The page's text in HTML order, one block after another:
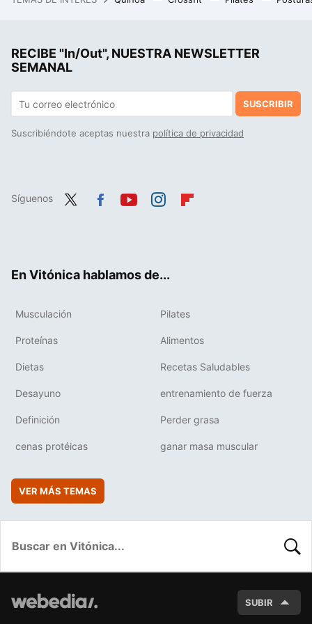
"El objetivo no es competir con ChatGPT": hablamos con los creadores de ALIA, la IA 100% española, para entender su futuro
RECIBE "In/Out", NUESTRA NEWSLETTER
SEMANAL
SUSCRIBIR
Suscribiéndote aceptas nuestra política de privacidad
Síguenos
En Vitónica hablamos de...
Musculación Pilates
Proteínas Alimentos
Dietas Recetas Saludables
Desayuno entrenamiento de fuerza
Definición Perder grasa
cenas protéicas ganar masa muscular
VER MÁS TEMAS
SUBIR